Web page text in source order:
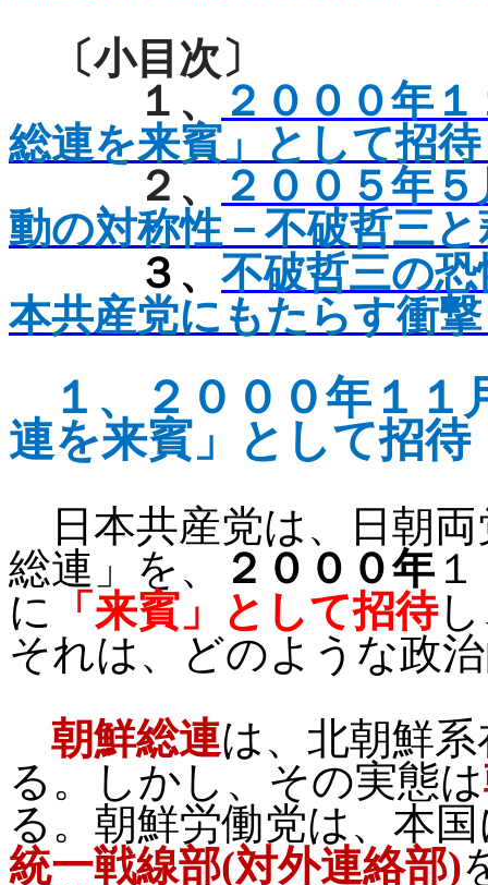
〔小目次〕
１、
２０００年
総連を来賓」として招
２、
２００５年
動の対称性－不破哲三
３、 不破哲三の
本共産党にもたらす衝
１、
２０００年１１
連を来賓」として招待
日本共産党は、日朝両
総連」を、
２０００年
に 「来賓」として招待
それは、どのような政
朝鮮総連は、北朝鮮
る。しかし、その実態は
る。朝鮮労働党は、本
統一戦線部(対外連絡部)